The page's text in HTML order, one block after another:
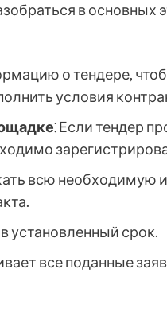
в основных
о тендере,
условия
⁚ Если тендер
всю
установленный срок.
все поданные